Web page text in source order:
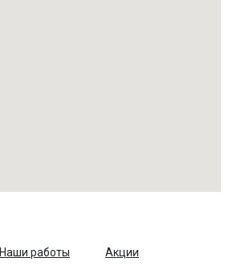
Наши работы
Акции